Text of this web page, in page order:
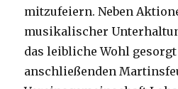
mitzufeiern. Neben
musikalischer
das leibliche Wohl
anschließenden